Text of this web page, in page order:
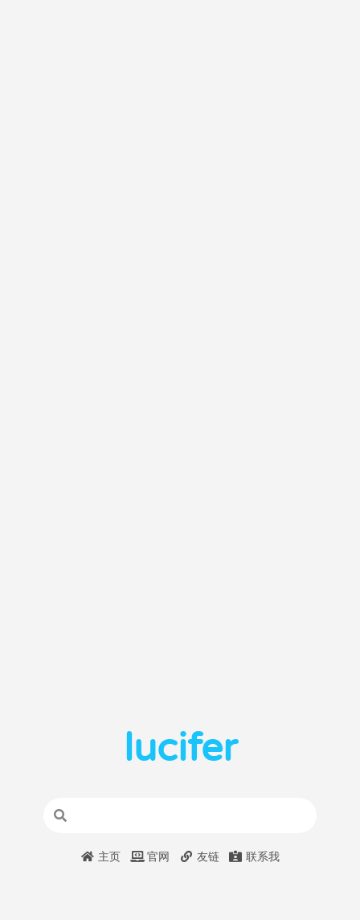
lucifer
主页 官网 友链 联系我